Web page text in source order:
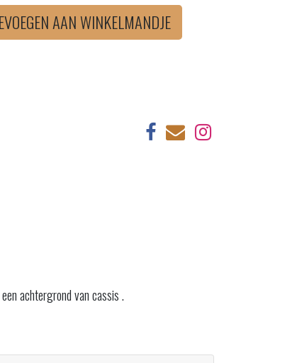
AAN WINKELMANDJE
achtergrond van cassis .